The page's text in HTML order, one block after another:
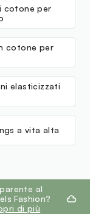
cotone per
cotone per
elasticizzati
a vita alta
al
Fashion?
di più